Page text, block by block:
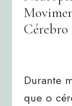
Cérebro
Durante
que o